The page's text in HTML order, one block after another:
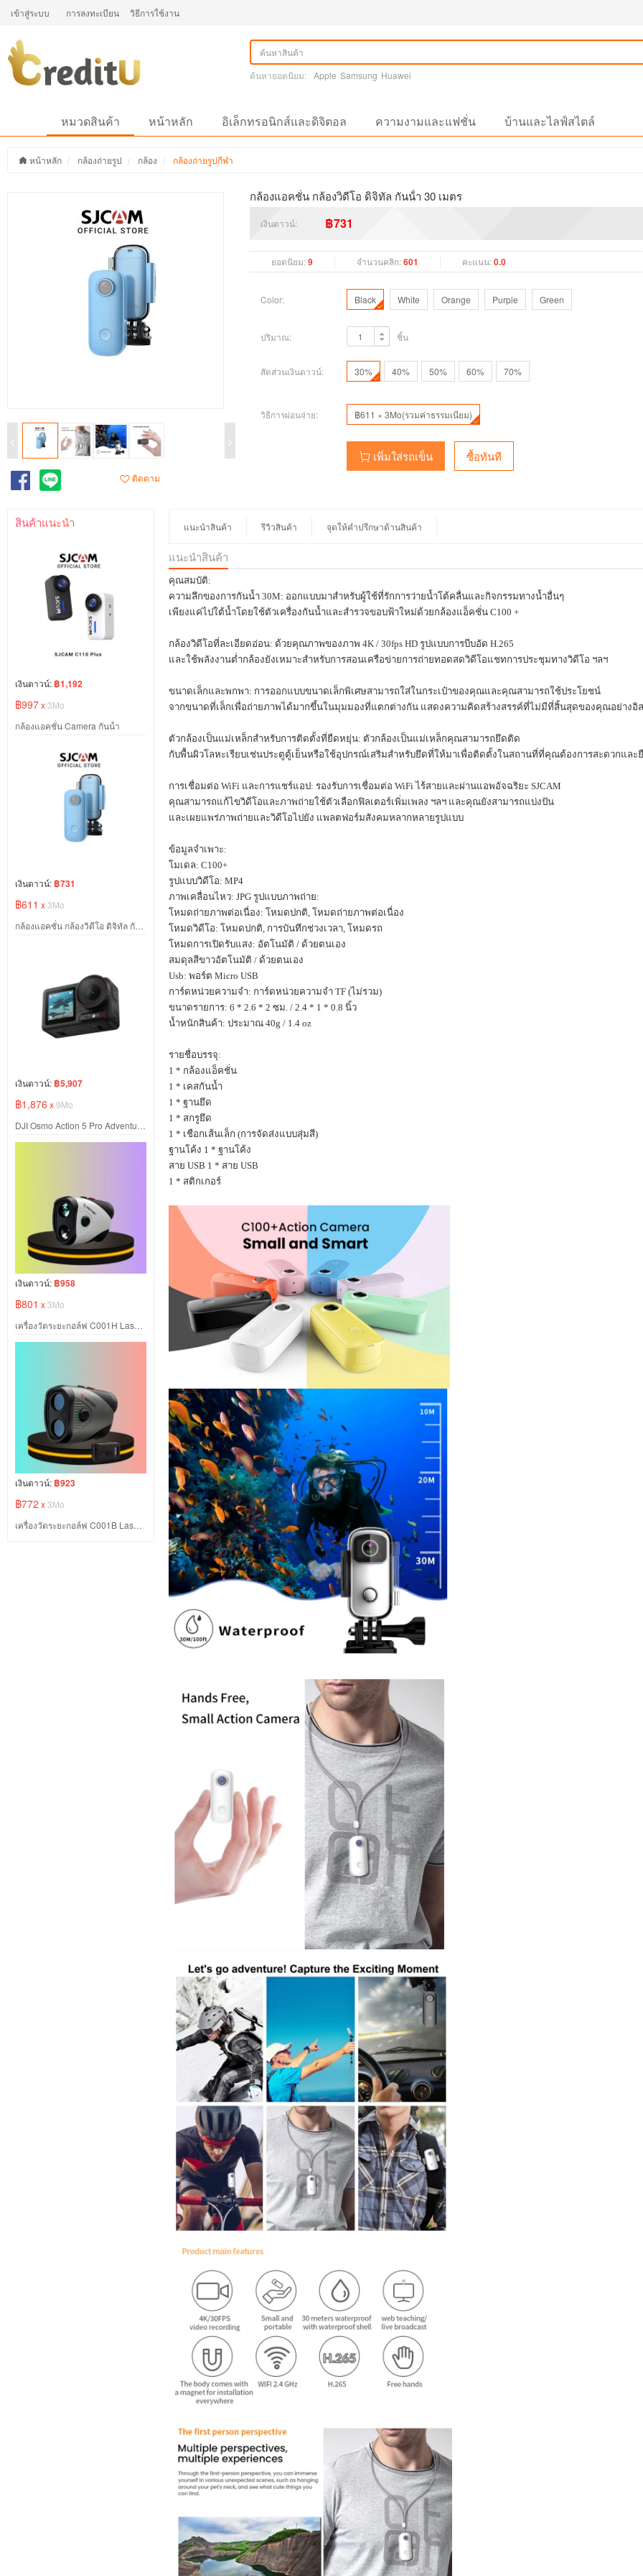
เข้าสู่ระบบ การลงทะเบียน วิธีการใช้งาน
ค้นหายอดนิยม: Apple Samsung Huawei
หมวดสินค้า หน้าหลัก อิเล็กทรอนิกส์และดิจิตอล ความงามและแฟชั่น บ้านและไลฟ์สไตล์
หน้าหลัก กล้องถ่ายรูป กล้อง กล้องถ่ายรูปกีฬา
ติดตาม
กล้องแอคชั่น กล้องวิดีโอ ดิจิทัล กันน้ํา 30 เมตร
เงินดาวน์: ฿731
ยอดนิยม:9 จำนวนคลิก:601 คะแนน:0.0
Color: Black White Orange Purple Green
ปริมาณ: ชิ้น
สัดส่วนเงินดาวน์: 30% 40% 50% 60% 70%
วิธีการผ่อนจ่าย: ฿611 × 3Mo(รวมค่าธรรมเนียม)
เพิ่มใส่รถเข็น ซื้อทันที
สินค้าแนะนำ
เงินดาวน์: ฿1,192
฿997x3Mo
กล้องแอคชั่น Camera กันน้ํา
เงินดาวน์: ฿731
฿611 x3Mo
เงินดาวน์: ฿5,907
฿1,876 x9Mo
เงินดาวน์: ฿958
฿801 x3Mo
เงินดาวน์: ฿923
฿772 x3Mo
แนะนำสินค้า รีวิวสินค้า จุดให้คำปรึกษาด้านสินค้า
แนะนำสินค้า
คุณสมบัติ:
ความลึกของการกันน้ำ 30M: ออกแบบมาสำหรับผู้ใช้ที่รักการว่ายน้ำโต้คลื่นและกิจกรรมทางน้ำอื่นๆ
เพียงแค่ไปใต้น้ำโดยใช้ตัวเครื่องกันน้ำและสำรวจขอบฟ้าใหม่ด้วยกล้องแอ็คชั่น C100 +
กล้องวิดีโอที่ละเอียดอ่อน: ด้วยคุณภาพของภาพ 4K / 30fps HD รูปแบบการบีบอัด H.265
และใช้พลังงานต่ำกล้องยังเหมาะสำหรับการสอนเครือข่ายการถ่ายทอดสดวิดีโอแชทการประชุมทางวิดีโอ ฯลฯ
ขนาดเล็กและพกพา: การออกแบบขนาดเล็กพิเศษสามารถใส่ในกระเป๋าของคุณและคุณสามารถใช้ประโยชน์
จากขนาดที่เล็กเพื่อถ่ายภาพได้มากขึ้นในมุมมองที่แตกต่างกัน แสดงความคิดสร้างสรรค์ที่ไม่มีที่สิ้นสุดของคุณอย่างอิ
ตัวกล้องเป็นแม่เหล็กสำหรับการติดตั้งที่ยืดหยุ่น: ตัวกล้องเป็นแม่เหล็กคุณสามารถยึดติด
กับพื้นผิวโลหะเรียบเช่นประตูตู้เย็นหรือใช้อุปกรณ์เสริมสำหรับยึดที่ให้มาเพื่อติดตั้งในสถานที่ที่คุณต้องการสะดวกและ
การเชื่อมต่อ WiFi และการแชร์แอป: รองรับการเชื่อมต่อ WiFi ไร้สายและผ่านแอพอัจฉริยะ SJCAM
คุณสามารถแก้ไขวิดีโอและภาพถ่ายใช้ตัวเลือกฟิลเตอร์เพิ่มเพลง ฯลฯ และคุณยังสามารถแบ่งปัน
และเผยแพร่ภาพถ่ายและวิดีโอไปยัง แพลตฟอร์มสังคมหลากหลายรูปแบบ
ข้อมูลจำเพาะ:
โมเดล: C100+
รูปแบบวิดีโอ: MP4
ภาพเคลื่อนไหว: JPG รูปแบบภาพถ่าย:
โหมดถ่ายภาพต่อเนื่อง: โหมดปกติ, โหมดถ่ายภาพต่อเนื่อง
โหมดวิดีโอ: โหมดปกติ, การบันทึกช่วงเวลา, โหมดรถ
โหมดการเปิดรับแสง: อัตโนมัติ / ด้วยตนเอง
สมดุลสีขาวอัตโนมัติ / ด้วยตนเอง
Usb: พอร์ต Micro USB
การ์ดหน่วยความจำ: การ์ดหน่วยความจำ TF (ไม่รวม)
ขนาดรายการ: 6 * 2.6 * 2 ซม. / 2.4 * 1 * 0.8 นิ้ว
น้ำหนักสินค้า: ประมาณ 40g / 1.4 oz
รายชื่อบรรจุ:
1 * กล้องแอ็คชั่น
1 * เคสกันน้ำ
1 * ฐานยึด
1 * สกรูยึด
1 * เชือกเส้นเล็ก (การจัดส่งแบบสุ่มสี)
ฐานโค้ง 1 * ฐานโค้ง
สาย USB 1 * สาย USB
1 * สติกเกอร์